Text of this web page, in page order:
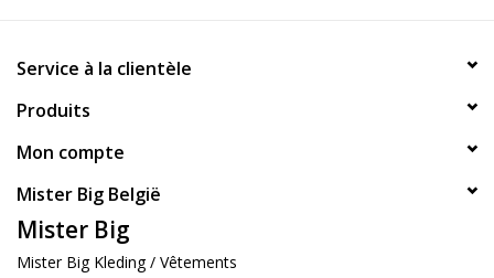
Service à la clientèle
Produits
Mon compte
Mister Big België
Mister Big
Mister Big Kleding / Vêtements